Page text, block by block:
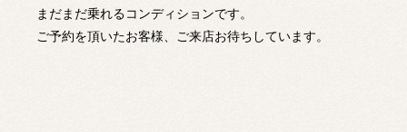
まだまだ乗れるコンディションです。
ご予約を頂いたお客様、ご来店お待ちしています。